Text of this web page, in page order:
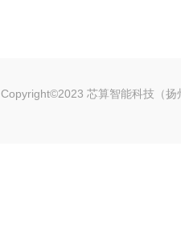
Copyright©2023 芯算智能科技（